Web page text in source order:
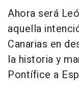
Ahora será
aquella
Canarias en
la historia y
Pontífice a